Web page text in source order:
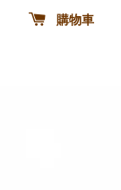
購物車